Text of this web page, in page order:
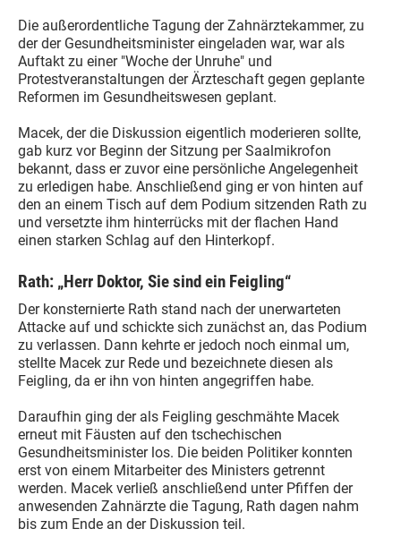
Die außerordentliche Tagung der Zahnärztekammer, zu
der der Gesundheitsminister eingeladen war, war als
Auftakt zu einer "Woche der Unruhe" und
Protestveranstaltungen der Ärzteschaft gegen geplante
Reformen im Gesundheitswesen geplant.
Macek, der die Diskussion eigentlich moderieren sollte,
gab kurz vor Beginn der Sitzung per Saalmikrofon
bekannt, dass er zuvor eine persönliche Angelegenheit
zu erledigen habe. Anschließend ging er von hinten auf
den an einem Tisch auf dem Podium sitzenden Rath zu
und versetzte ihm hinterrücks mit der flachen Hand
einen starken Schlag auf den Hinterkopf.
Rath: „Herr Doktor, Sie sind ein Feigling“
Der konsternierte Rath stand nach der unerwarteten
Attacke auf und schickte sich zunächst an, das Podium
zu verlassen. Dann kehrte er jedoch noch einmal um,
stellte Macek zur Rede und bezeichnete diesen als
Feigling, da er ihn von hinten angegriffen habe.
Daraufhin ging der als Feigling geschmähte Macek
erneut mit Fäusten auf den tschechischen
Gesundheitsminister los. Die beiden Politiker konnten
erst von einem Mitarbeiter des Ministers getrennt
werden. Macek verließ anschließend unter Pfiffen der
anwesenden Zahnärzte die Tagung, Rath dagen nahm
bis zum Ende an der Diskussion teil.